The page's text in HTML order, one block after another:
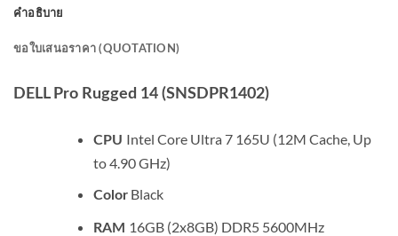
คำอธิบาย
ขอใบเสนอราคา (QUOTATION)
DELL Pro Rugged 14 (SNSDPR1402)
CPU Intel Core Ultra 7 165U (12M Cache, Up
to 4.90 GHz)
ColorBlack
RAM 16GB (2x8GB) DDR5 5600MHz